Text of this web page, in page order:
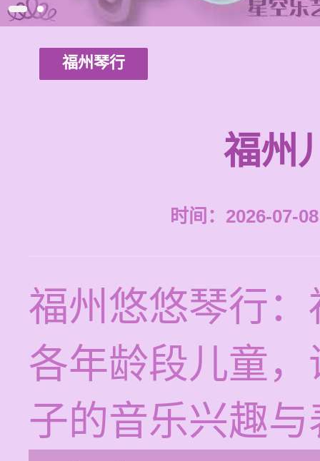
福州琴行
福州
时间：2026-07-
福州悠悠琴行
各年龄段儿童
子的音乐兴趣